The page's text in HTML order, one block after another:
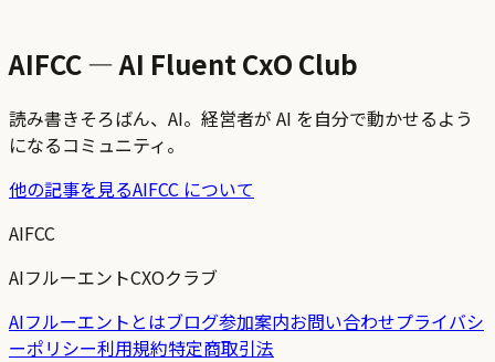
AIFCC — AI Fluent CxO Club
読み書きそろばん、AI。経営者が AI を自分で動かせるよう
になるコミュニティ。
他の記事を見るAIFCC について
AIFCC
AIフルーエントCXOクラブ
AIフルーエントとはブログ参加案内お問い合わせプライバシ
ーポリシー利用規約特定商取引法